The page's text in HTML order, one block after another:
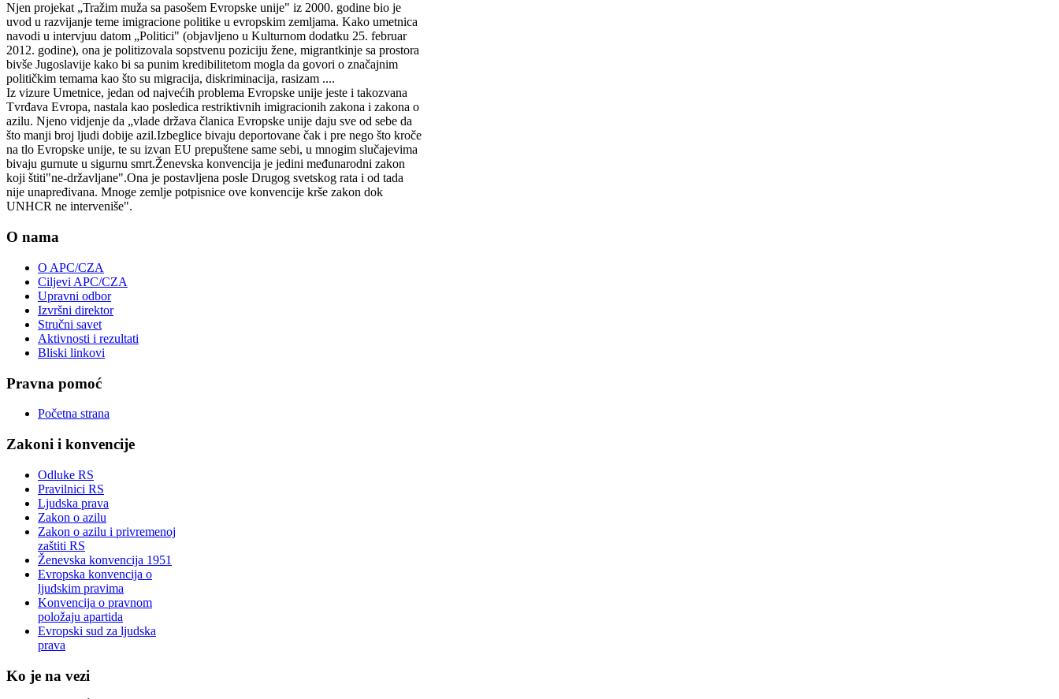
Njen projekat „Tražim muža sa pasošem Evropske unije" iz 2000. godine bio je
uvod u razvijanje teme imigracione politike u evropskim zemljama. Kako umetnica
navodi u intervjuu datom „Politici" (objavljeno u Kulturnom dodatku 25. februar
2012. godine), ona je politizovala sopstvenu poziciju žene, migrantkinje sa prostora
bivše Jugoslavije kako bi sa punim kredibilitetom mogla da govori o značajnim
političkim temama kao što su migracija, diskriminacija, rasizam ....
Iz vizure Umetnice, jedan od najvećih problema Evropske unije jeste i takozvana
Tvrđava Evropa, nastala kao posledica restriktivnih imigracionih zakona i zakona o
azilu. Njeno vidjenje da „vlade država članica Evropske unije daju sve od sebe da
što manji broj ljudi dobije azil.Izbeglice bivaju deportovane čak i pre nego što kroče
na tlo Evropske unije, te su izvan EU prepuštene same sebi, u mnogim slučajevima
bivaju gurnute u sigurnu smrt.Ženevska konvencija je jedini međunarodni zakon
koji štiti"ne-državljane".Ona je postavljena posle Drugog svetskog rata i od tada
nije unapređivana. Mnoge zemlje potpisnice ove konvencije krše zakon dok
UNHCR ne interveniše".
O nama
O APC/CZA
Ciljevi APC/CZA
Upravni odbor
Izvršni direktor
Stručni savet
Aktivnosti i rezultati
Bliski linkovi
Pravna pomoć
Početna strana
Zakoni i konvencije
Odluke RS
Pravilnici RS
Ljudska prava
Zakon o azilu
Zakon o azilu i privremenoj
zaštiti RS
Ženevska konvencija 1951
Evropska konvencija o
ljudskim pravima
Konvencija o pravnom
položaju apartida
Evropski sud za ljudska
prava
Ko je na vezi